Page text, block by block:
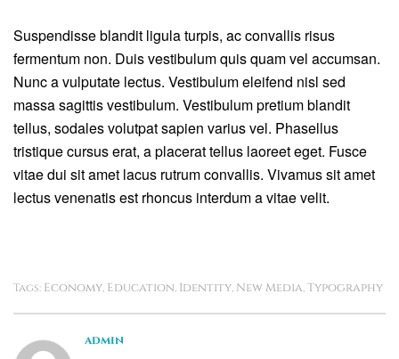
Suspendisse blandit ligula turpis, ac convallis risus
fermentum non. Duis vestibulum quis quam vel accumsan.
Nunc a vulputate lectus. Vestibulum eleifend nisl sed
massa sagittis vestibulum. Vestibulum pretium blandit
tellus, sodales volutpat sapien varius vel. Phasellus
tristique cursus erat, a placerat tellus laoreet eget. Fusce
vitae dui sit amet lacus rutrum convallis. Vivamus sit amet
lectus venenatis est rhoncus interdum a vitae velit.
Tags: Economy, Education, Identity, New Media,Typography
admin